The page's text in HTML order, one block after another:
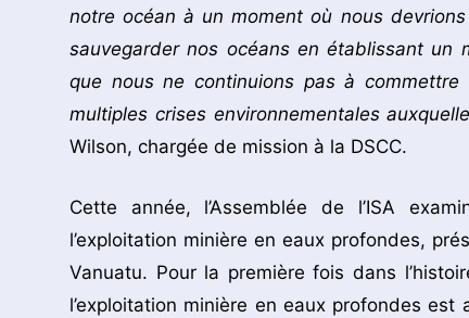
notre océan à un moment où nous
sauvegarder nos océans en établissant un
que nous ne continuions pas à
multiples crises environnementales
Wilson, chargée de mission à la DSCC.
Cette année, l’Assemblée de l’ISA
l’exploitation minière en eaux profondes,
Vanuatu. Pour la première fois dans
l’exploitation minière en eaux profondes